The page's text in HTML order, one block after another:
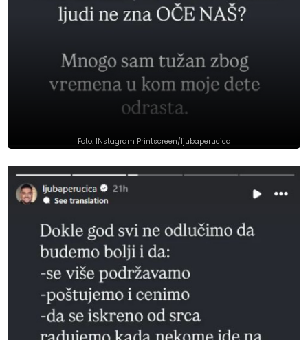
Foto: INstagram Printscreen/ljubaperucica